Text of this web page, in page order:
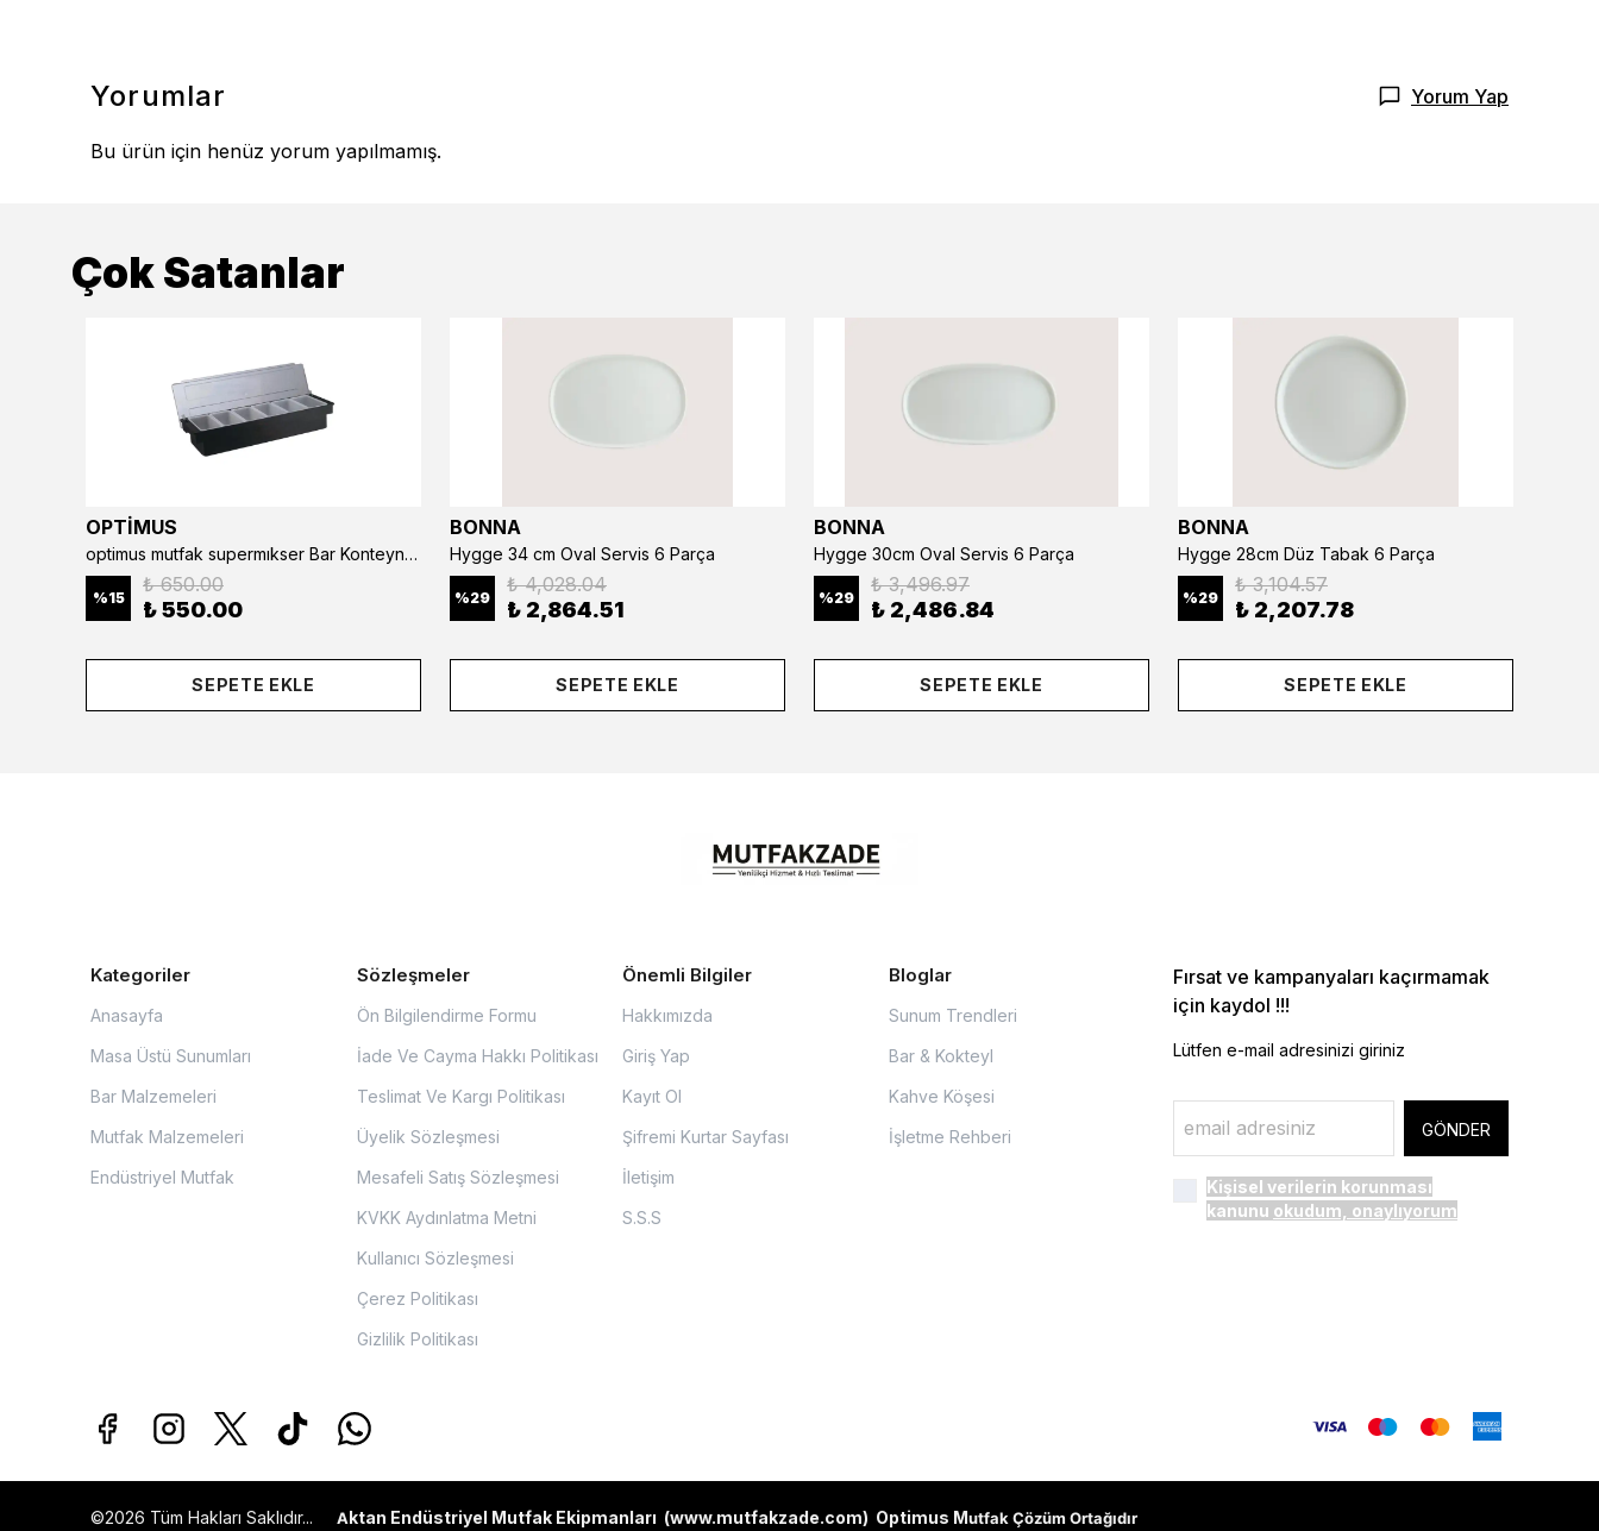
Yorumlar Yorum Yap
Bu ürün için henüz yorum yapılmamış.
Çok Satanlar
OPTİMUS
optimus mutfak supermıkser Bar Konteyner 6'lı 50×16×9 cm Kapaklı Polikarbon Organizer Bar & Kafe
%15
₺ 650.00
₺ 550.00
SEPETE EKLE
BONNA
Hygge 34 cm Oval Servis 6 Parça
%29
₺ 4,028.04
₺ 2,864.51
SEPETE EKLE
BONNA
Hygge 30cm Oval Servis 6 Parça
%29
₺ 3,496.97
₺ 2,486.84
SEPETE EKLE
BONNA
Hygge 28cm Düz Tabak 6 Parça
%29
₺ 3,104.57
₺ 2,207.78
SEPETE EKLE
Kategoriler
Anasayfa
Masa Üstü Sunumları
Bar Malzemeleri
Mutfak Malzemeleri
Endüstriyel Mutfak
Sözleşmeler
Ön Bilgilendirme Formu
İade Ve Cayma Hakkı Politikası
Teslimat Ve Kargı Politikası
Üyelik Sözleşmesi
Mesafeli Satış Sözleşmesi
KVKK Aydınlatma Metni
Kullanıcı Sözleşmesi
Çerez Politikası
Gizlilik Politikası
Önemli Bilgiler
Hakkımızda
Giriş Yap
Kayıt Ol
Şifremi Kurtar Sayfası
İletişim
S.S.S
Bloglar
Sunum Trendleri
Bar & Kokteyl
Kahve Köşesi
İşletme Rehberi
Fırsat ve kampanyaları kaçırmamak
için kaydol !!!
Lütfen e-mail adresinizi giriniz
GÖNDER
Kişisel verilerin korunması
kanunu okudum, onaylıyorum
©2026 Tüm Hakları Saklıdır... Aktan Endüstriyel Mutfak Ekipmanları (www.mutfakzade.com) Optimus Mutfak Çözüm Ortağıdır